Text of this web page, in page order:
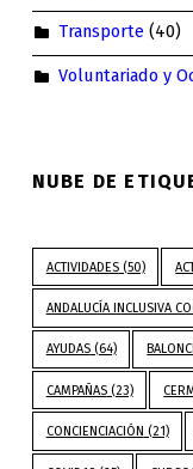
Transporte(40)
Voluntariado y
NUBE DE
ACTIVIDADES(50)
ANDALUCÍA INCLUSIVA
AYUDAS(64)
CAMPAÑAS(23)
CONCIENCIACIÓN (21)